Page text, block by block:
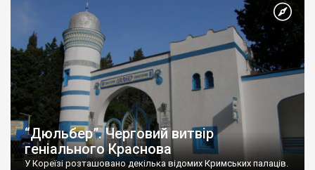
“Дюльбер”. Черговий витвір
геніального Краснова
У Кореїзі розташовано декілька відомих Кримських палаців.